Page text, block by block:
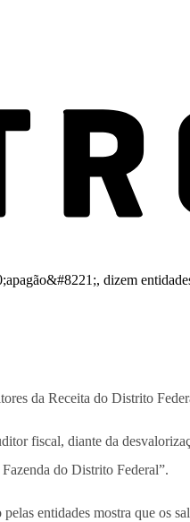
da Receita do Distrito
fiscal, diante da
do Distrito Federal”.
entidades mostra que os